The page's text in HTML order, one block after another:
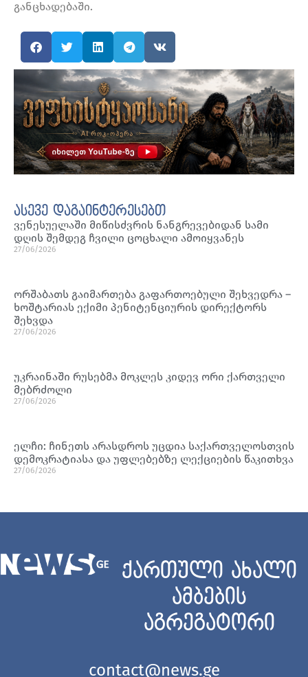
განცხადებაში.
ასევე დაგაინტერესებთ
ვენესუელაში მიწისძვრის ნანგრევებიდან სამი
დღის შემდეგ ჩვილი ცოცხალი ამოიყვანეს
27/06/2026
ორშაბათს გაიმართება გაფართოებული შეხვედრა –
ხოშტარიას ექიმი პენიტენციურის დირექტორს
შეხვდა
27/06/2026
უკრაინაში რუსებმა მოკლეს კიდევ ორი ქართველი
მებრძოლი
27/06/2026
ელჩი: ჩინეთს არასდროს უცდია საქართველოსთვის
დემოკრატიასა და უფლებებზე ლექციების წაკითხვა
27/06/2026
ქართული ახალი
ამბების
აგრეგატორი
contact@news.ge